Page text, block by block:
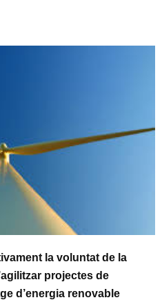
la voluntat de la
projectes de
d’energia renovable